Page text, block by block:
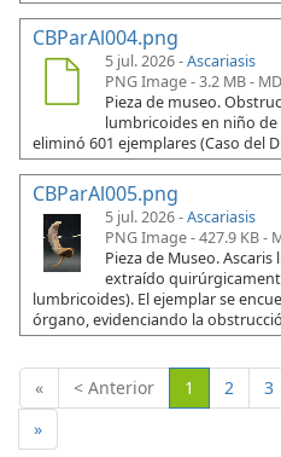
CBParAl004.png
5 jul. 2026 -Ascariasis
PNG Image - 3.2 MB -
Pieza de museo.
lumbricoides en niño
eliminó 601 ejemplares (Caso del
CBParAl005.png
5 jul. 2026 -Ascariasis
PNG Image - 427.9 KB -
Pieza de Museo.
extraído
lumbricoides). El ejemplar se
órgano, evidenciando la
« < Anterior 1 (Actual)
2 3
»